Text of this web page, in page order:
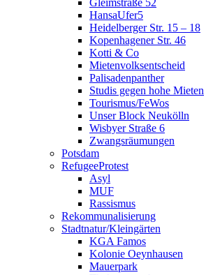
Gleimstraße 52
HansaUfer5
Heidelberger Str. 15 – 18
Kopenhagener Str. 46
Kotti & Co
Mietenvolksentscheid
Palisadenpanther
Studis gegen hohe Mieten
Tourismus/FeWos
Unser Block Neukölln
Wisbyer Straße 6
Zwangsräumungen
Potsdam
RefugeeProtest
Asyl
MUF
Rassismus
Rekommunalisierung
Stadtnatur/Kleingärten
KGA Famos
Kolonie Oeynhausen
Mauerpark